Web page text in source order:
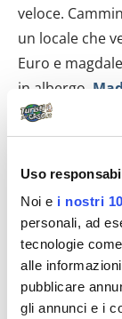
Uso
Noi e i nostri
personali, ad
tecnologie
alle
pubblicare
gli annunci e i
veloce.
un locale che
Euro e
in albergo.